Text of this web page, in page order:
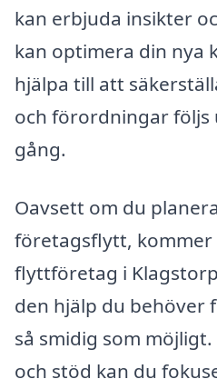
kan erbjuda insikter
kan optimera din nya
hjälpa till att
och förordningar
gång.
Oavsett om du
företagsflytt,
flyttföretag i
den hjälp du
så smidig som
och stöd kan du